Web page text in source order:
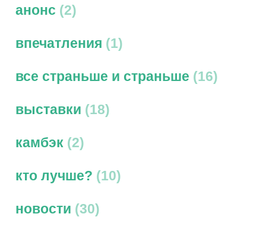
анонс 2
впечатления 1
все страньше и страньше 16
выставки 18
камбэк 2
кто лучше? 10
новости 30